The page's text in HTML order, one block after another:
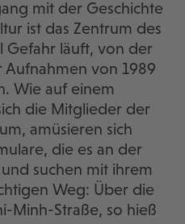
mit der Geschichte
ist das Zentrum des
Gefahr läuft, von der
Aufnahmen von 1989
Wie auf einem
die Mitglieder der
amüsieren sich
die es an der
suchen mit ihrem
Weg: Über die
Minh-Straße, so hieß